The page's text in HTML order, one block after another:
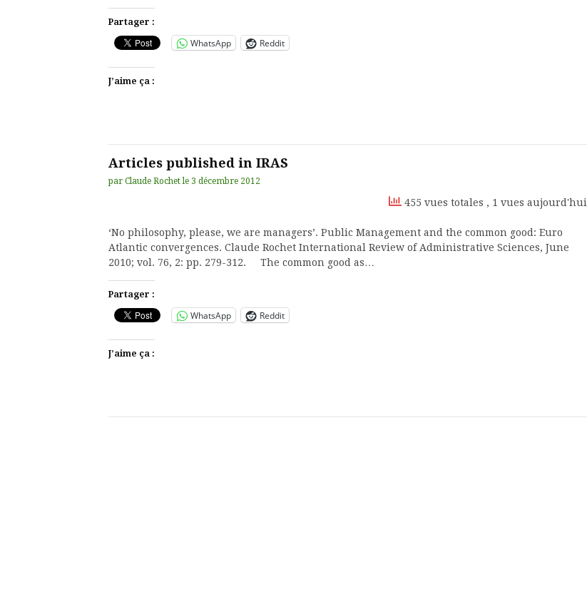
Partager :
WhatsApp Reddit
J’aime ça :
Articles published in IRAS
par Claude Rochet le 3 décembre 2012
455 vues totales , 1 vues aujourd'hui
‘No philosophy, please, we are managers’. Public Management and the common good: Euro
Atlantic convergences. Claude Rochet International Review of Administrative Sciences, June
2010; vol. 76, 2: pp. 279-312. The common good as…
Partager :
WhatsApp Reddit
J’aime ça :